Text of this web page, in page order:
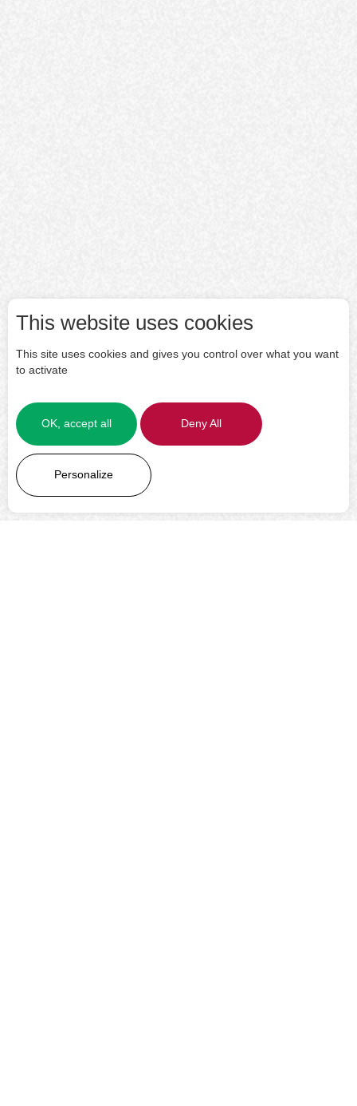
This website uses cookies
This site uses cookies and gives you control over what you want
to activate
OK, accept all Deny All
Personalize